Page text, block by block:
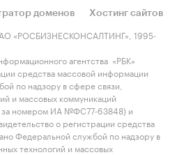
авторов и не является
считается тот,
хотя бы 1 раз в
месяца
считается тот,
доменов
Хостинг сайтов
«РОСБИЗНЕСКОНСАЛТИНГ», 1995-
агентства «РБК»
средства массовой информации
по надзору в сфере связи,
и массовых коммуникаций
за номером ИА №ФС77-63848) и
о регистрации средства
Федеральной службой по надзору в
технологий и массовых